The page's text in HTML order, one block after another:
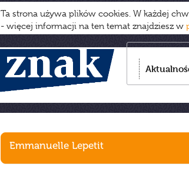
Ta strona używa plików cookies. W każdej
- więcej informacji na ten temat znajdziesz w
Emmanuelle Lepetit